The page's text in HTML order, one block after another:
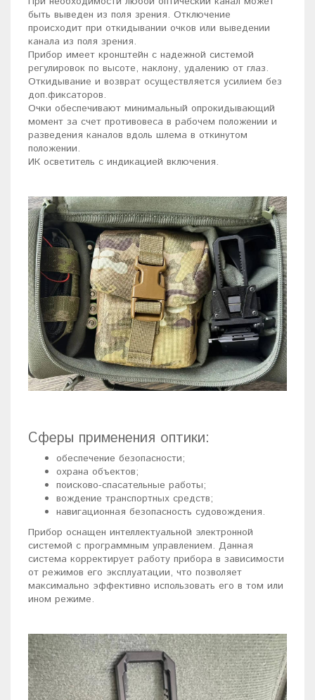
быть выведен из поля зрения. Отключение
происходит при откидывании очков или выведении
канала из поля зрения.
Прибор имеет кронштейн с надежной системой
регулировок по высоте, наклону, удалению от глаз.
Откидывание и возврат осуществляется усилием без
доп.фиксаторов.
Очки обеспечивают минимальный опрокидывающий
момент за счет противовеса в рабочем положении и
разведения каналов вдоль шлема в откинутом
положении.
ИК осветитель с индикацией включения.
Сферы применения оптики:
обеспечение безопасности;
охрана объектов;
поисково-спасательные работы;
вождение транспортных средств;
навигационная безопасность судовождения.
Прибор оснащен интеллектуальной электронной
системой с программным управлением. Данная
система корректирует работу прибора в зависимости
от режимов его эксплуатации, что позволяет
максимально эффективно использовать его в том или
ином режиме.